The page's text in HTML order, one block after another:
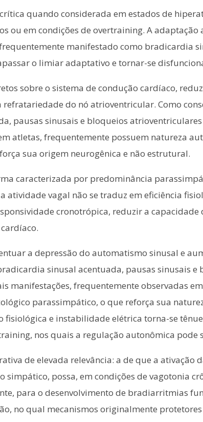
quando considerada em estados de
ou em condições de overtraining. A adaptação
manifestado como bradicardia
o limiar adaptativo e tornar-se
sobre o sistema de condução cardíaco,
do nó atrioventricular. Como
pausas sinusais e bloqueios
atletas, frequentemente possuem natureza
sua origem neurogênica e não estrutural.
caracterizada por predominância
atividade vagal não se traduz em eficiência
cronotrópica, reduzir a capacidade
a depressão do automatismo sinusal e
sinusal acentuada, pausas sinusais
manifestações, frequentemente observadas
parassimpático, o que reforça sua
fisiológica e instabilidade elétrica torna-se
nos quais a regulação autonômica pode
de elevada relevância: a de que a ativação
simpático, possa, em condições de vagotonia
para o desenvolvimento de bradiarritmias
no qual mecanismos originalmente